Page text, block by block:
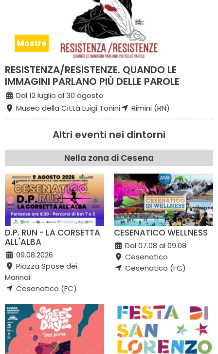
Mostre
RESISTENZA/RESISTENZE. QUANDO LE
IMMAGINI PARLANO PIÙ DELLE PAROLE
Dal 12 luglio al 30 agosto
Museo della Città Luigi Tonini
Rimini (RN)
Altri eventi nei dintorni
Nella zona di Cesena
D.P. RUN - LA CORSETTA
ALL'ALBA
09.08.2026
Piazza Spose dei
Marinai
Cesenatico (FC)
CESENATICO WELLNESS
Dal 07.08 al 09.08
Cesenatico
Cesenatico (FC)